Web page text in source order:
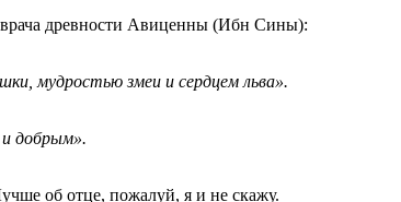
древности Авиценны (Ибн Сины):
мудростью змеи и сердцем льва».
добрым».
об отце, пожалуй, я и не скажу.